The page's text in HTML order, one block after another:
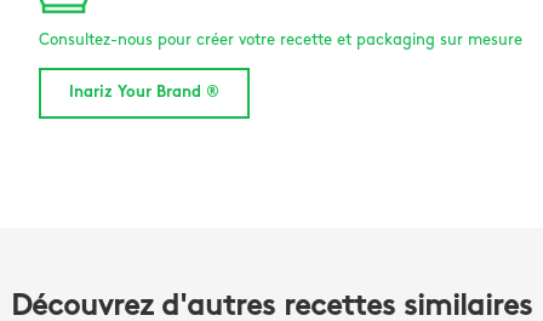
Consultez-nous pour créer votre recette et packaging sur mesure
Inariz Your Brand ®
Découvrez d'autres recettes similaires